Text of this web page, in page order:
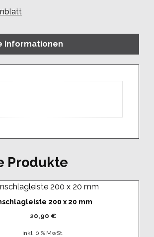
Informationen
Produkte
200 x 20 mm
20,90 €
inkl. 0 % MwSt.